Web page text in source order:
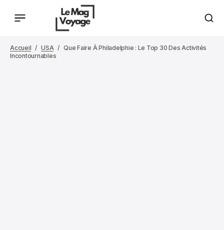
Accueil USA
Que Faire À Philadelphie : Le Top 30 Des Activités
Incontournables